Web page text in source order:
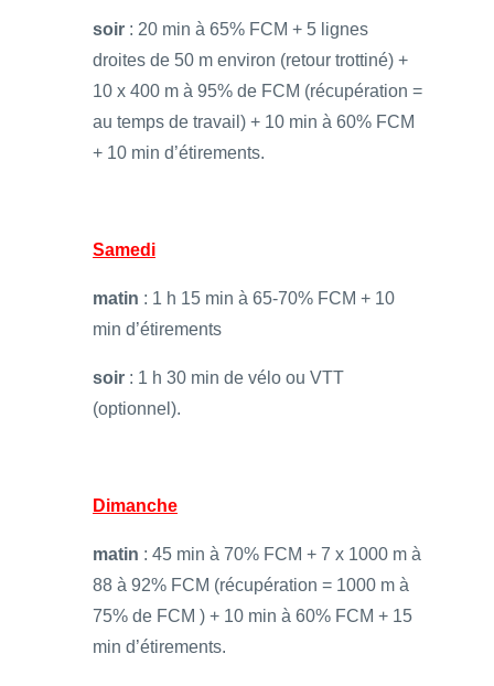
soir : 20 min à 65% FCM + 5 lignes
droites de 50 m environ (retour trottiné) +
10 x 400 m à 95% de FCM (récupération =
au temps de travail) + 10 min à 60% FCM
+ 10 min d’étirements.
Samedi
matin : 1 h 15 min à 65-70% FCM + 10
min d’étirements
soir : 1 h 30 min de vélo ou VTT
(optionnel).
Dimanche
matin : 45 min à 70% FCM + 7 x 1000 m à
88 à 92% FCM (récupération = 1000 m à
75% de FCM ) + 10 min à 60% FCM + 15
min d’étirements.